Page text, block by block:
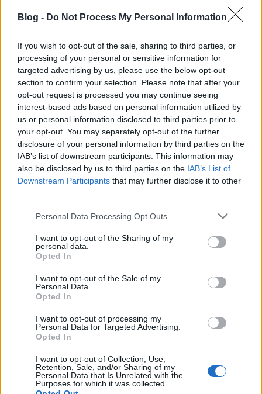
Blog - Do Not Process My Personal Information
If you wish to opt-out of the sale, sharing to third parties, or
processing of your personal or sensitive information for
targeted advertising by us, please use the below opt-out
section to confirm your selection. Please note that after your
opt-out request is processed you may continue seeing
interest-based ads based on personal information utilized by
us or personal information disclosed to third parties prior to
your opt-out. You may separately opt-out of the further
disclosure of your personal information by third parties on the
IAB’s list of downstream participants. This information may
also be disclosed by us to third parties on the IAB’s List of
Downstream Participants that may further disclose it to other
Please note that this website/app uses one or more Google
not limited to your visit or usage behaviour. You may click to
grant or deny consent to Google and its third-party tags to
use your data for below specified purposes in below Google
consent section.
Personal Data Processing Opt Outs
I want to opt-out of the Sharing of my
personal data.
Opted In
I want to opt-out of the Sale of my
Personal Data.
Opted In
I want to opt-out of processing my
Personal Data for Targeted Advertising.
Opted In
I want to opt-out of Collection, Use,
Retention, Sale, and/or Sharing of my
Personal Data that Is Unrelated with the
Purposes for which it was collected.
Alapvetően az átlag újságíró ugyanúgy nem szabad,
mint az irodai dolgozó - meg van mondva neki, mik
nemecsekerno_007
9 éve
@morpho: "Akkor ez igaz egy vasesztergályosra is,
ha állami cégnél dolgozik..."
Akkor valóban igaz, ezért nem az számít, hogy
vasesztergályos v. újságíró. Azért működhet nálunk
ez a rendszer mert ezt örököltük a szocializmusból,
ezért van még mindig 50%-on az elvonási szint.
Finanszírozni kell a nyugdíjakat, az államigazgatást,
a pártokat, a közalkalmazottakat, az egészségügyet.
mindenki úgy vesz ki ahogy okosba meg tudja
oldani, de véletlenül se úgy ahogy befizetett. És itt
nyugdíjra, eü ellátásra is. Nagyjából az van mint a
Kádár rendszerben: Ti loptok ott fent nagyban, mi
meg itt lent kicsiben. Annyi a különbség, hogy most
már sokan vannak akik ezt nem tudják megtenni.
"azért hülyeség mert a tanár meg a nyugger sem
akarja, hogy az állam mondja meg neki, hogy mire
költse a pénze egy részét"